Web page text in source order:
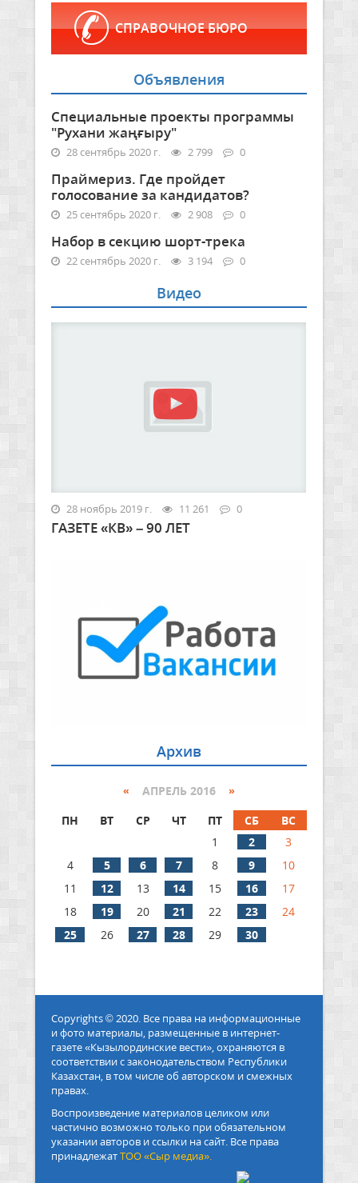
СПРАВОЧНОЕ БЮРО
Объявления
Специальные проекты программы
"Рухани жаңғыру"
28 сентябрь 2020 г. 2 799 0
Праймериз. Где пройдет
голосование за кандидатов?
25 сентябрь 2020 г. 2 908 0
Набор в секцию шорт-трека
22 сентябрь 2020 г. 3 194 0
Видео
28 ноябрь 2019 г. 11 261 0
ГАЗЕТЕ «КВ» – 90 ЛЕТ
Архив
« АПРЕЛЬ 2016 »
ПН
ВТ СР ЧТ ПТ СБ
ВС
1
2
3
4
5 6 7 8 9
10
11
12 13 14 15 16
17
18
19 20 21 22 23
24
25
26 27 28 29 30
Copyrights © 2020. Все права на информационные
и фото материалы, размещенные в интернет-
газете «Кызылординские вести», охраняются в
соответствии с законодательством Республики
Казахстан, в том числе об авторском и смежных
правах.
Воспроизведение материалов целиком или
частично возможно только при обязательном
указании авторов и ссылки на сайт. Все права
принадлежатТОО «Сыр медиа».